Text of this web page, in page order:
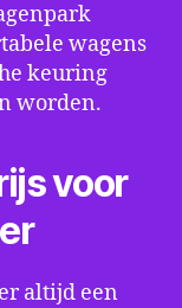
wagens
keuring
worden.
voor
altijd een